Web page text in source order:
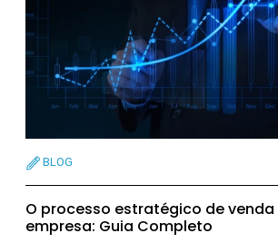
BLOG
O processo estratégico de venda
empresa: Guia Completo